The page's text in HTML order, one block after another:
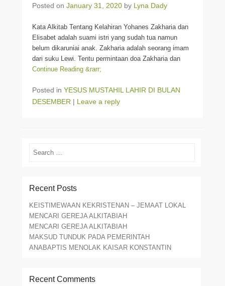
Posted on January 31, 2020 by Lyna Dady
Kata Alkitab Tentang Kelahiran Yohanes Zakharia dan
Elisabet adalah suami istri yang sudah tua namun
belum dikaruniai anak. Zakharia adalah seorang imam
dari suku Lewi. Tentu permintaan doa Zakharia dan
Continue Reading &rarr;
Posted in YESUS MUSTAHIL LAHIR DI BULAN
DESEMBER | Leave a reply
Search
Recent Posts
KEISTIMEWAAN KEKRISTENAN – JEMAAT LOKAL
MENCARI GEREJA ALKITABIAH
MENCARI GEREJA ALKITABIAH
MAKSUD TUNDUK PADA PEMERINTAH
ANABAPTIS MENOLAK KAISAR KONSTANTIN
Recent Comments